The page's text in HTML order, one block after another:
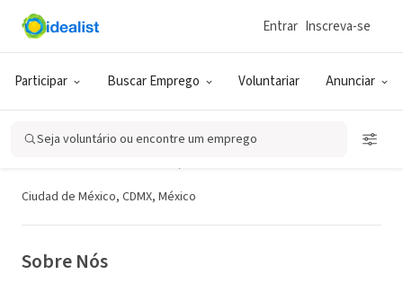
Participar Buscar Emprego Voluntariar Anunciar
Entrar Inscreva-se
Seja voluntário ou encontre um emprego
Agrupacion de Jubilados de la
Policía, Tránsito y Bomberos del
Distrito Federal, Asociación Civil
Ciudad de México, CDMX, México
Sobre Nós